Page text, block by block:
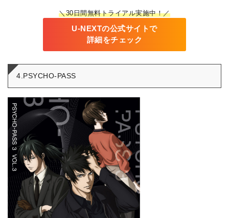
＼30日間無料トライアル実施中！／
U-NEXTの公式サイトで
詳細をチェック
4.PSYCHO-PASS